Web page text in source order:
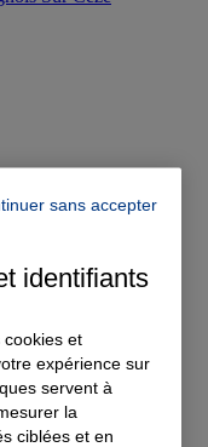
sans accepter
identifiants
cookies et
expérience sur
servent à
la
ciblées et en